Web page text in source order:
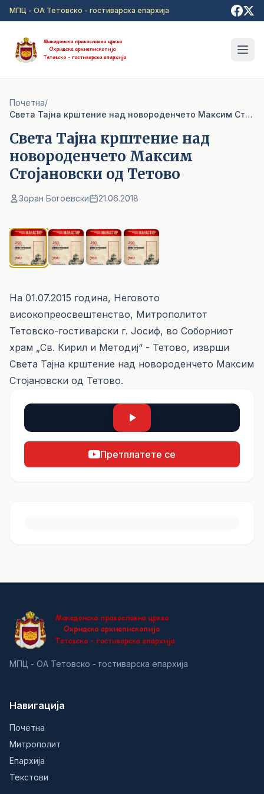
Прејди на главна содржина
МПЦ - ОА Тетовско - гостиварска епархија
Почетна/
Света Тајна крштение над новороденчето Максим Стојановски од Тетово
Света Тајна крштение над
новороденчето Максим
Стојановски од Тетово
Зоран Богоевски 21.06.2018
На 01.07.2015 година, Неговото
високопреосвештенство, Митрополитот
Тетовско-гостиварски г. Јосиф, во Соборниот
храм „Св. Кирил и Методиј“ - Тетово, изврши
Света Тајна крштение над новороденчето Максим
Стојановски од Тетово.
Претплатете се
МПЦ - ОА Тетовско - гостиварска епархија
Навигација
Почетна
Митрополит
Епархија
Текстови